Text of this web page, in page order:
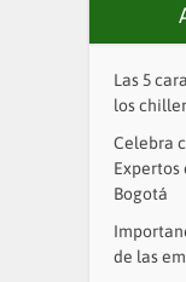
Las 5
los
Celebra
Expertos
Bogotá
de las